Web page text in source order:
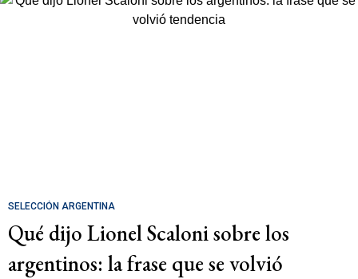
SELECCIÓN ARGENTINA
Qué dijo Lionel Scaloni sobre los
argentinos: la frase que se volvió